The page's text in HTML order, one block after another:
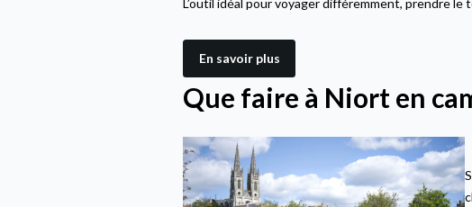
L’outil idéal pour voyager différemment, prendre
En savoir plus
Que faire à Niort en